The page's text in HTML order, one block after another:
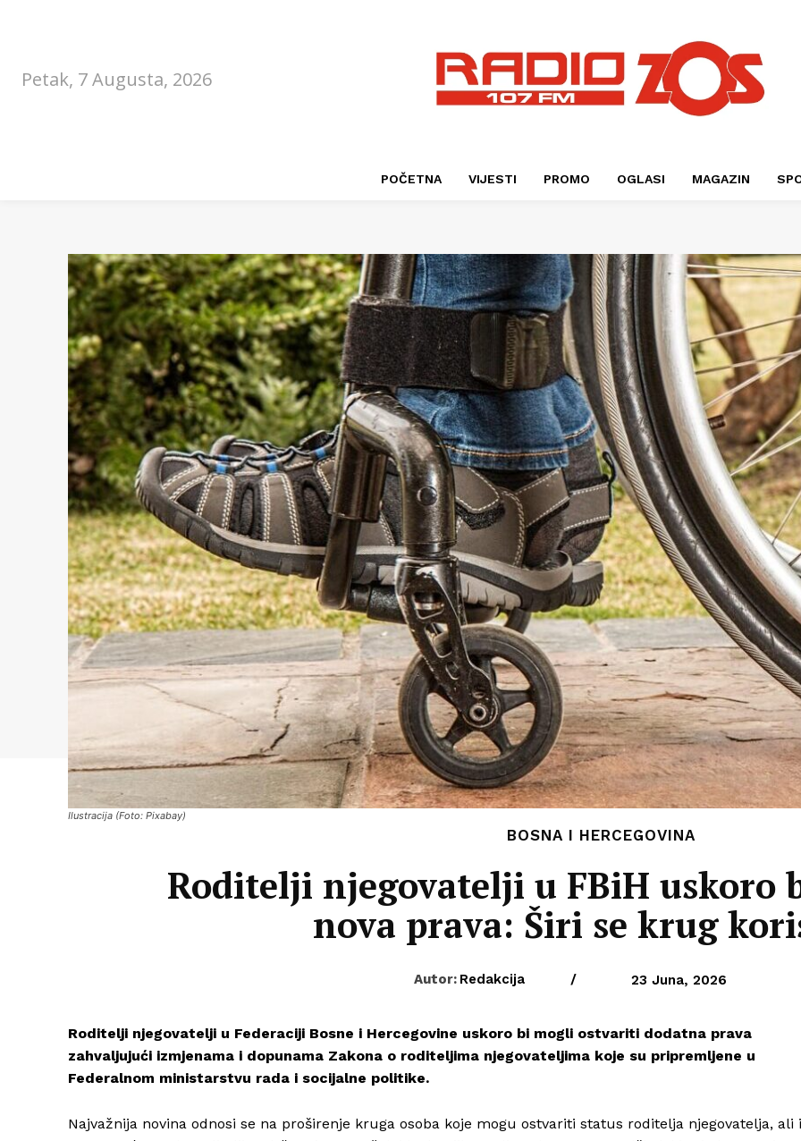
Petak, 7 Augusta, 2026
POČETNA VIJESTI PROMO OGLASI MAGAZIN
Ilustracija (Foto: Pixabay)
BOSNA I HERCEGOVINA
Roditelji njegovatelji u FBiH uskoro
nova prava: Širi se krug
Autor: Redakcija / 23 Juna, 2026
Roditelji njegovatelji u Federaciji Bosne i Hercegovine uskoro bi mogli ostvariti dodatna prava
zahvaljujući izmjenama i dopunama Zakona o roditeljima njegovateljima koje su pripremljene u
Federalnom ministarstvu rada i socijalne politike.
Najvažnija novina odnosi se na proširenje kruga osoba koje mogu ostvariti status roditelja njegovatelja, ali i